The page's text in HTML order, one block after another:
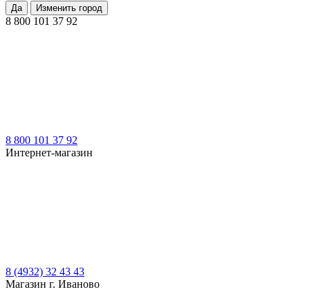
Да Изменить город
8 800 101 37 92
8 800 101 37 92
Интернет-магазин
8 (4932) 32 43 43
Магазин г. Иваново